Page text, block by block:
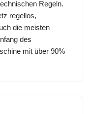
Regeln.
regellos,
die meisten
des
mit über 90%